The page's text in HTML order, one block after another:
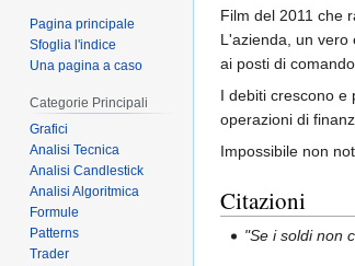
Jump
to
navigation
Jump
to
search
Film del 2011 che
L'azienda, un vero
ai posti di
I debiti crescono e
operazioni di
Impossibile non
Citazioni
"Se i soldi non
Pagina principale
Sfoglia l'indice
Una pagina a caso
Categorie Principali
Grafici
Analisi Tecnica
Analisi Candlestick
Analisi Algoritmica
Formule
Patterns
Trader